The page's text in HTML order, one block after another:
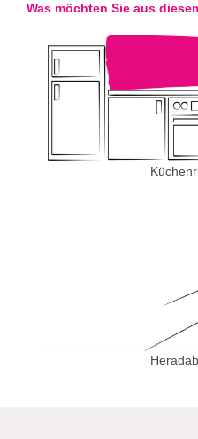
Was möchten Sie aus